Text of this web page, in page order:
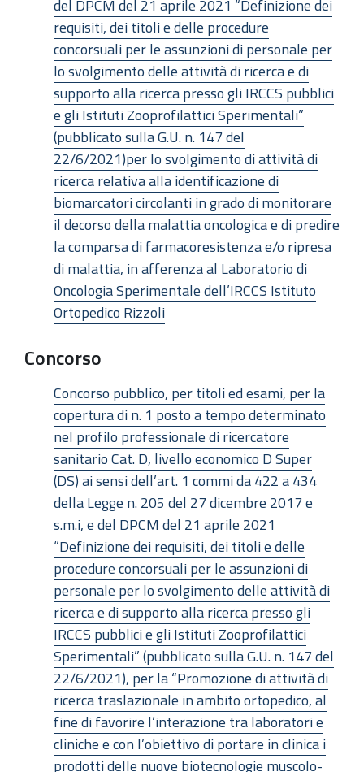
del DPCM del 21 aprile 2021 “Definizione dei
requisiti, dei titoli e delle procedure
concorsuali per le assunzioni di personale per
lo svolgimento delle attività di ricerca e di
supporto alla ricerca presso gli IRCCS pubblici
e gli Istituti Zooprofilattici Sperimentali”
(pubblicato sulla G.U. n. 147 del
22/6/2021)per lo svolgimento di attività di
ricerca relativa alla identificazione di
biomarcatori circolanti in grado di monitorare
il decorso della malattia oncologica e di predire
la comparsa di farmacoresistenza e/o ripresa
di malattia, in afferenza al Laboratorio di
Oncologia Sperimentale dell’IRCCS Istituto
Ortopedico Rizzoli
Concorso
Concorso pubblico, per titoli ed esami, per la
copertura di n. 1 posto a tempo determinato
nel profilo professionale di ricercatore
sanitario Cat. D, livello economico D Super
(DS) ai sensi dell’art. 1 commi da 422 a 434
della Legge n. 205 del 27 dicembre 2017 e
s.m.i, e del DPCM del 21 aprile 2021
“Definizione dei requisiti, dei titoli e delle
procedure concorsuali per le assunzioni di
personale per lo svolgimento delle attività di
ricerca e di supporto alla ricerca presso gli
IRCCS pubblici e gli Istituti Zooprofilattici
Sperimentali” (pubblicato sulla G.U. n. 147 del
22/6/2021), per la “Promozione di attività di
ricerca traslazionale in ambito ortopedico, al
fine di favorire l’interazione tra laboratori e
cliniche e con l’obiettivo di portare in clinica i
prodotti delle nuove biotecnologie muscolo-